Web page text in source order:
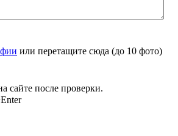
или перетащите сюда (до 10 фото)
сайте после проверки.